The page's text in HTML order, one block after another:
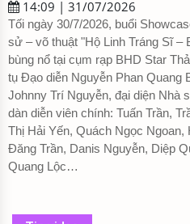
14:09 | 31/07/2026
Tối ngày 30/7/2026, buổi
sử – võ thuật "Hộ Linh Tráng Sĩ –
bùng nổ tại cụm rạp BHD Star
tụ Đạo diễn Nguyễn Phan Quang
Johnny Trí Nguyễn, đại diện Nhà
dàn diễn viên chính: Tuấn Trần,
Thị Hải Yến, Quách Ngọc
Đăng Trần, Danis Nguyễn, Diệp
Quang Lộc…